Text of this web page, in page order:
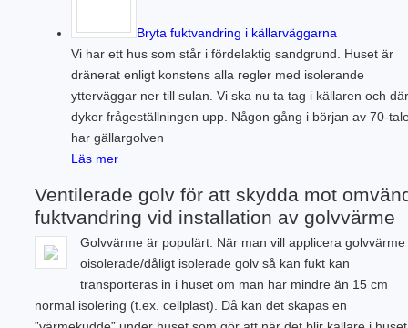
Bryta fuktvandring i källarväggarna
Vi har ett hus som står i fördelaktig sandgrund. Huset är
dränerat enligt konstens alla regler med isolerande
ytterväggar ner till sulan. Vi ska nu ta tag i källaren och där
dyker frågeställningen upp. Någon gång i början av 70-
har gällargolven
Läs mer
Ventilerade golv för att skydda mot
fuktvandring vid installation av golvvärme
Golvvärme är populärt. När man vill applicera golvvärme
oisolerade/dåligt isolerade golv så kan fukt kan
transporteras in i huset om man har mindre än 15 cm
normal isolering (t.ex. cellplast). Då kan det skapas en